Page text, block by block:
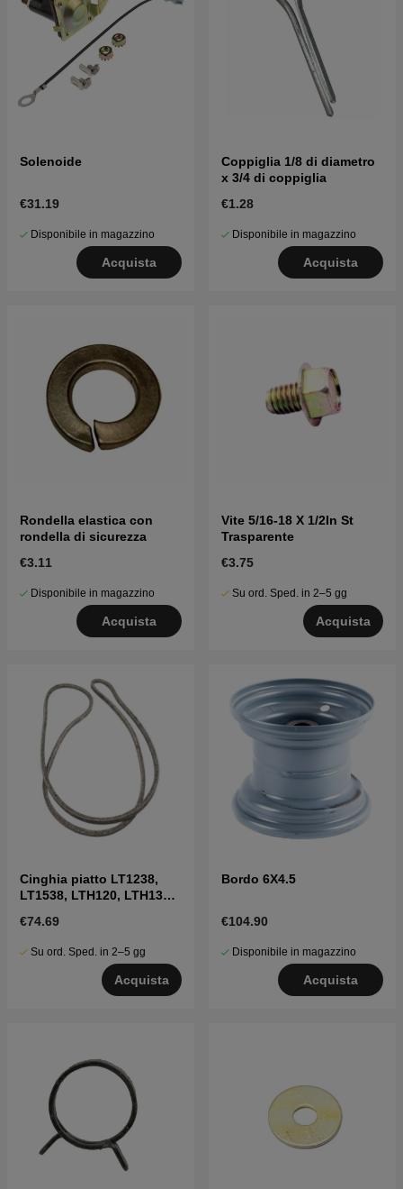
Solenoide
€31.19
Disponibile in magazzino
Acquista
Coppiglia 1/8 di diametro
x 3/4 di coppiglia
€1.28
Disponibile in magazzino
Acquista
Rondella elastica con
rondella di sicurezza
€3.11
Disponibile in magazzino
Acquista
Vite 5/16-18 X 1/2In St
Trasparente
€3.75
Su ord. Sped. in 2–5 gg
Acquista
Cinghia piatto LT1238,
LT1538, LTH120, LTH130,
€74.69
Su ord. Sped. in 2–5 gg
Acquista
Bordo 6X4.5
€104.90
Disponibile in magazzino
Acquista